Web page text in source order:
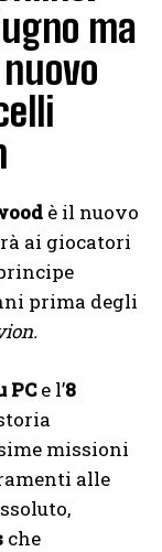
ma
è il nuovo
ai giocatori
prima degli
PCe l’8
missioni
alle
che